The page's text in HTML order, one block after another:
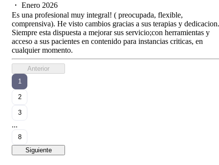
・ Enero 2026
Es una profesional muy integral! ( preocupada, flexible,
comprensiva). He visto cambios gracias a sus terapias y dedicacion.
Siempre esta dispuesta a mejorar sus servicio;con herramientas y
acceso a sus pacientes en contenido para instancias criticas, en
cualquier momento.
Anterior
1
2
3
...
8
Siguiente